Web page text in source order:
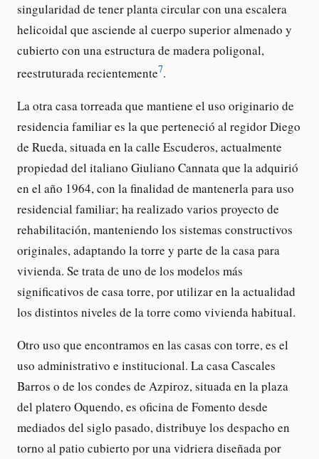
singularidad de tener planta circular con una escalera
helicoidal que asciende al cuerpo superior almenado y
cubierto con una estructura de madera poligonal,
reestruturada recientemente7.
La otra casa torreada que mantiene el uso originario de
residencia familiar es la que perteneció al regidor Diego
de Rueda, situada en la calle Escuderos, actualmente
propiedad del italiano Giuliano Cannata que la adquirió
en el año 1964, con la finalidad de mantenerla para uso
residencial familiar; ha realizado varios proyecto de
rehabilitación, manteniendo los sistemas constructivos
originales, adaptando la torre y parte de la casa para
vivienda. Se trata de uno de los modelos más
significativos de casa torre, por utilizar en la actualidad
los distintos niveles de la torre como vivienda habitual.
Otro uso que encontramos en las casas con torre, es el
uso administrativo e institucional. La casa Cascales
Barros o de los condes de Azpiroz, situada en la plaza
del platero Oquendo, es oficina de Fomento desde
mediados del siglo pasado, distribuye los despacho en
torno al patio cubierto por una vidriera diseñada por